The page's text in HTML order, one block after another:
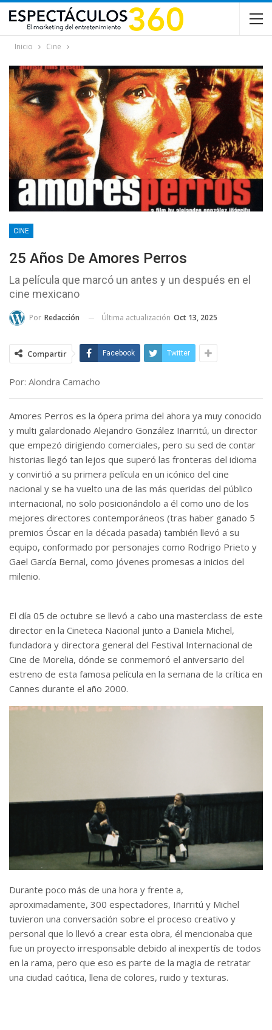
Inicio Cine
CINE
25 Años De Amores Perros
La película que marcó un antes y un después en el
cine mexicano
Por Redacción Última actualización Oct 13, 2025
Compartir Facebook Twitter
Por: Alondra Camacho
Amores Perros es la ópera prima del ahora ya muy conocido
y multi galardonado Alejandro González Iñarritú, un director
que empezó dirigiendo comerciales, pero su sed de contar
historias llegó tan lejos que superó las fronteras del idioma
y convirtió a su primera película en un icónico del cine
nacional y se ha vuelto una de las más queridas del público
internacional, no solo posicionándolo a él como uno de los
mejores directores contemporáneos (tras haber ganado 5
premios Óscar en la década pasada) también llevó a su
equipo, conformado por personajes como Rodrigo Prieto y
Gael García Bernal, como jóvenes promesas a inicios del
milenio.
El día 05 de octubre se llevó a cabo una masterclass de este
director en la Cineteca Nacional junto a Daniela Michel,
fundadora y directora general del Festival Internacional de
Cine de Morelia, dónde se conmemoró el aniversario del
estreno de esta famosa película en la semana de la crítica en
Cannes durante el año 2000.
Durante poco más de una hora y frente a,
aproximadamente, 300 espectadores, Iñarritú y Michel
tuvieron una conversación sobre el proceso creativo y
personal que lo llevó a crear esta obra, él mencionaba que
fue un proyecto irresponsable debido al inexpertís de todos
en la rama, pero que eso es parte de la magia de retratar
una ciudad caótica, llena de colores, ruido y texturas.